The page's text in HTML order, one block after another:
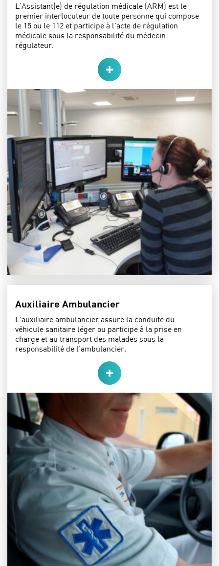
L’Assistant(e) de régulation médicale (ARM) est le
premier interlocuteur de toute personne qui compose
le 15 ou le 112 et participe à l’acte de régulation
médicale sous la responsabilité du médecin
régulateur.
Auxiliaire Ambulancier
L'auxiliaire ambulancier assure la conduite du
véhicule sanitaire léger ou participe à la prise en
charge et au transport des malades sous la
responsabilité de l'ambulancier.